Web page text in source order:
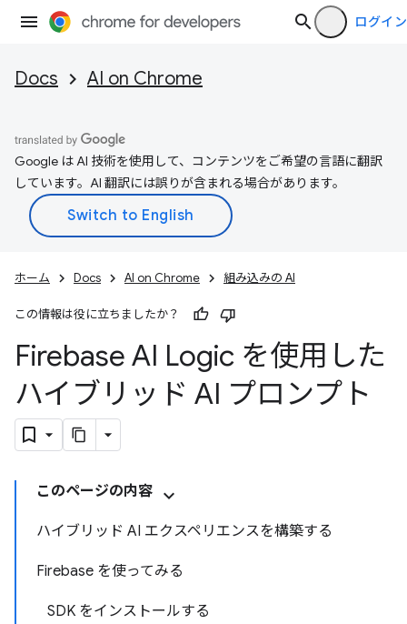
ログイン
Docs AI on Chrome
Google は AI 技術を使用して、コンテンツをご希望の言語に翻訳
しています。AI 翻訳には誤りが含まれる場合があります。
ホーム Docs AI on Chrome 組み込みの AI
この情報は役に立ちましたか？
Firebase AI Logic を使用した
ハイブリッド AI プロンプト
このページの内容
ハイブリッド AI エクスペリエンスを構築する
Firebase を使ってみる
SDK をインストールする